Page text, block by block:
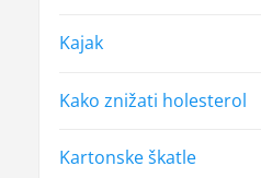
Kajak
Kako znižati holesterol
Kartonske škatle